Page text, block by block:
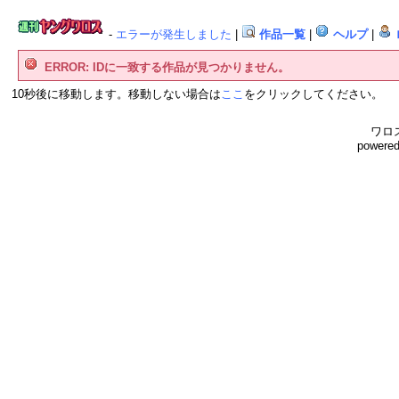
- エラーが発生しました 作品一覧 ヘルプ|
ERROR: IDに一致する作品が見つかりません。
10秒後に移動します。移動しない場合は ここ をクリックしてください。
ワロ